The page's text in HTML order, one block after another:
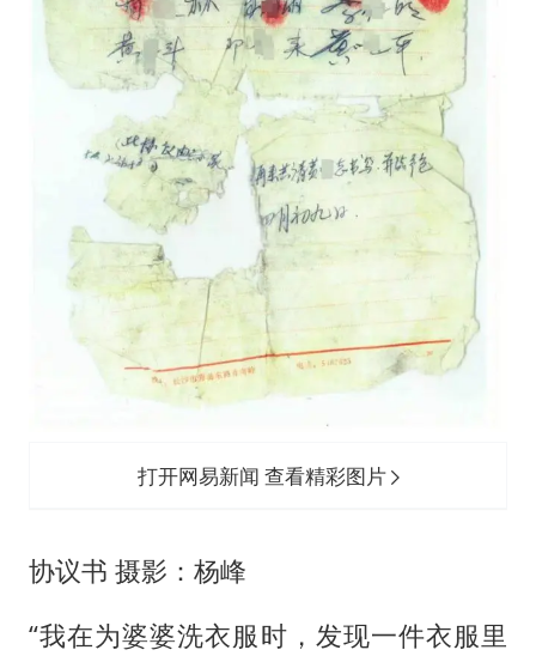
打开网易新闻 查看精彩图片
协议书 摄影：杨峰
“我在为婆婆洗衣服时，发现一件衣服里